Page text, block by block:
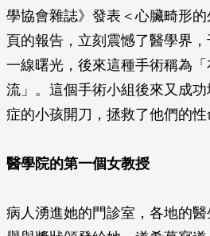
學協會雜誌》發表＜心臟畸形
頁的報告，立刻震憾了醫學界
一線曙光，後來這種手術稱為
流」。這個手術小組後來又成
症的小孩開刀，拯救了他們的性
醫學院的第一個女教授
病人湧進她的門診室，各地的